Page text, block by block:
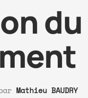
du
Mathieu BAUDRY